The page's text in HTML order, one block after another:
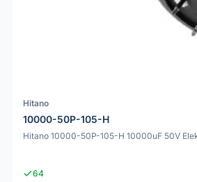
Hitano
10000-50P-105-H
Hitano 10000-50P-105-H 10000uF 50V
64